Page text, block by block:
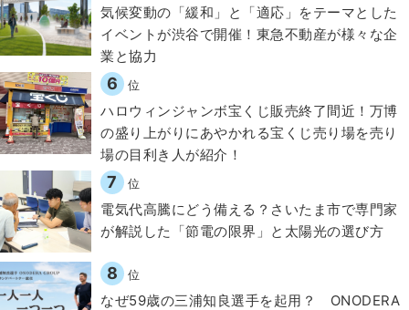
気候変動の「緩和」と「適応」をテーマとした
イベントが渋谷で開催！東急不動産が様々な企
業と協力
6 位
ハロウィンジャンボ宝くじ販売終了間近！万博
の盛り上がりにあやかれる宝くじ売り場を売り
場の目利き人が紹介！
7 位
電気代高騰にどう備える？さいたま市で専門家
が解説した「節電の限界」と太陽光の選び方
8 位
なぜ59歳の三浦知良選手を起用？ ONODERA